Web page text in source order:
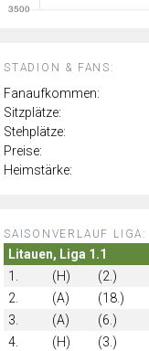
STADION & FANS:
Fanaufkommen:
Sitzplätze:
Stehplätze:
Preise:
Heimstärke:
SAISONVERLAUF LIGA:
Litauen, Liga 1.1
1.
(H) (2.)
2.
(A) (18.)
3.
(A) (6.)
4.
(H) (3.)